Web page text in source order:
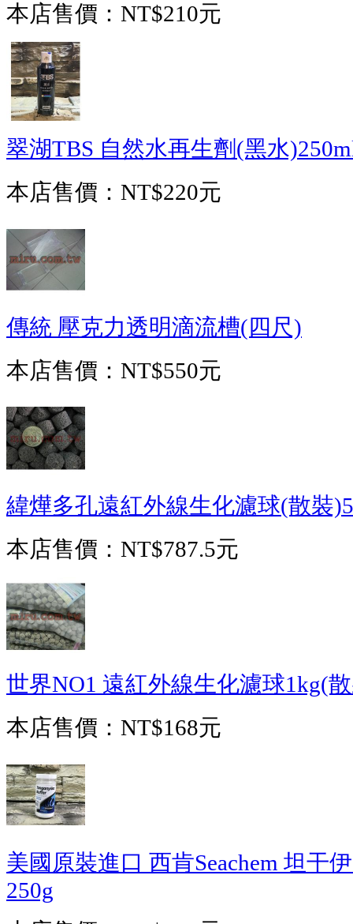
本店售價： NT$210元
翠湖TBS 自然水再生劑(黑水
本店售價： NT$220元
傳統 壓克力透明滴流槽(四尺)
本店售價： NT$550元
緯燁多孔遠紅外線生化濾球(散裝
本店售價： NT$787.5元
世界NO1 遠紅外線生化濾球1kg(
本店售價： NT$168元
美國原裝進口 西肯Seachem 坦干
250g